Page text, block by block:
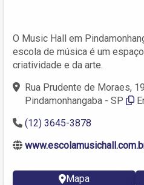
O Music Hall em
escola de música é um
criatividade e da arte.
Rua Prudente de Moraes,
Pindamonhangaba - SP
(12) 3645-3878
Mapa